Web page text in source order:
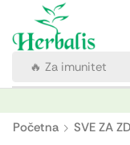
🔥 Za imunitet
Početna
SVE ZA